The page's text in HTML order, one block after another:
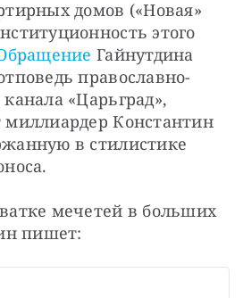
этого
Гайнутдина
православно-
«Царьград»,
Константин
в стилистике
мечетей в больших
пишет: